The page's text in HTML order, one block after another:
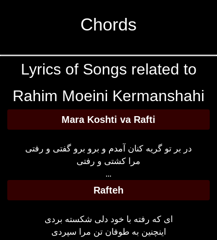
Chords
Lyrics of Songs related to
Rahim Moeini Kermanshahi
Mara Koshti va Rafti
در بر تو گریه کنان آمدم و برو برو گفتی و رفتی
مرا کشتی و رفتی
...
Rafteh
ای که رفته با خود دلی شکسته بردی
اینچنین به طوفان تن مرا سپردی